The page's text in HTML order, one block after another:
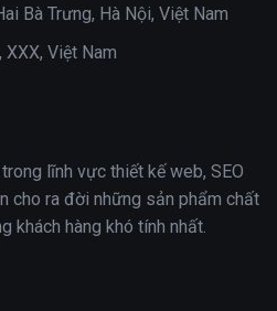
Bà Trưng, Hà Nội, Việt Nam
XXX, Việt Nam
lĩnh vực thiết kế web, SEO
cho ra đời những sản phẩm chất
khách hàng khó tính nhất.